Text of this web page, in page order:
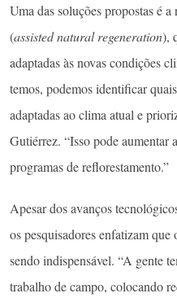
Uma das soluções propostas é
(assisted natural regeneration),
adaptadas às novas condições
temos, podemos identificar
adaptadas ao clima atual e
Gutiérrez. “Isso pode aumentar
programas de reflorestamento.”
Apesar dos avanços
os pesquisadores enfatizam
sendo indispensável. “A gente
trabalho de campo, colocando